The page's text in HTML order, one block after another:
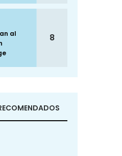
al
8